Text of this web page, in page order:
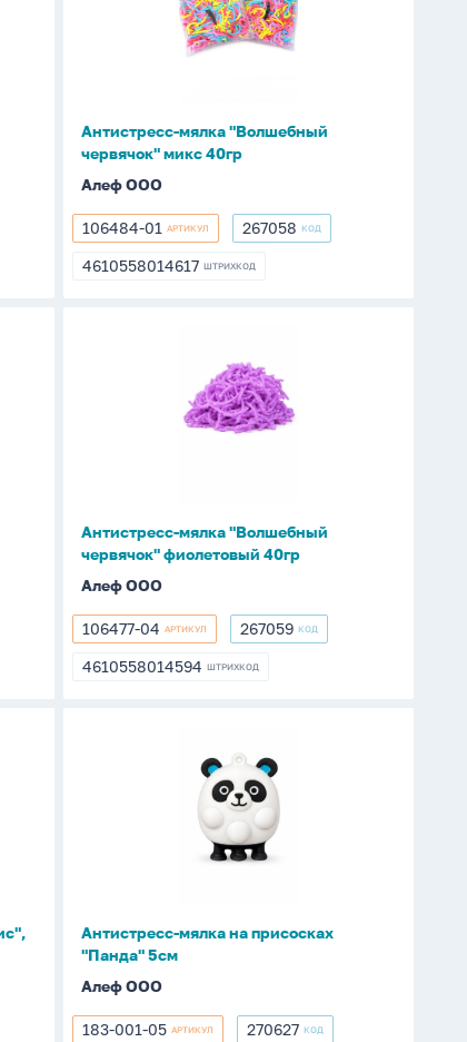
червячок"
Антистресс-мялка "Волшебный
червячок" микс 40гр
Алеф ООО
106484-
01
106484-01 АРТИКУЛ 267058
267058 КОД
4610558014617
4610558014617 ШТРИХКОД
"Волшебный
Антистресс-мялка "Волшебный
червячок" фиолетовый 40гр
Алеф ООО
106477-
04
106477-04 АРТИКУЛ 267059
267059 КОД
4610558014594
4610558014594 ШТРИХКОД
Антистресс-мялка на присосках
"Панда" 5см
Алеф ООО
183-001-05 АРТИКУЛ 270627 КОД